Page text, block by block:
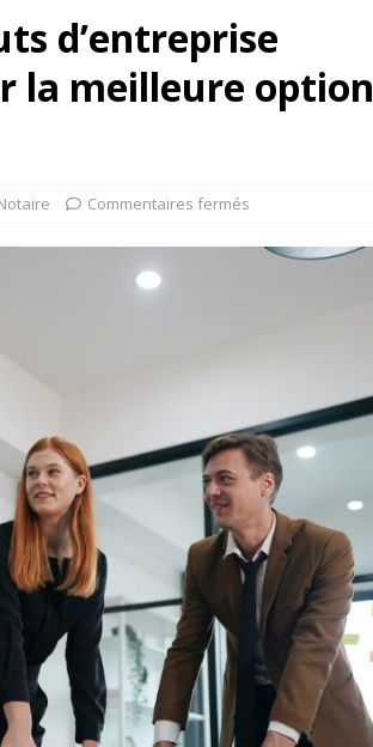
d’entreprise
la meilleure option
Commentaires fermés